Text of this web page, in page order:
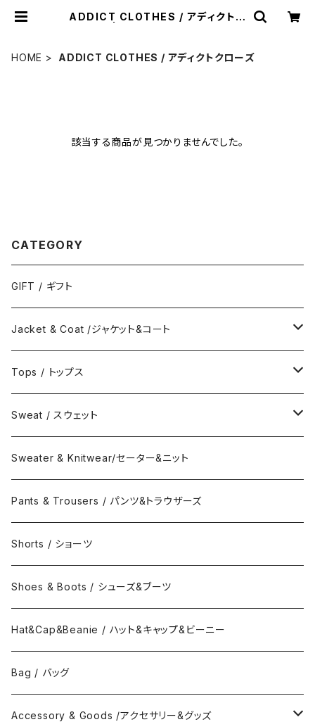
ADDICT CLOTHES / アディクトク
HOME ADDICT CLOTHES / アディクトクローズ
該当する商品が見つかりませんでした。
CATEGORY
GIFT / ギフト
Jacket & Coat /ジャケット&コート
Jacket / ジャケット
Coat / コート
Tops / トップス
Shirts / シャツ
Collar Long Shirt / 襟付き長袖シャツ
Collar Short Shirt / 襟付き半袖シャツ
Polo Long Shirt / 長袖ポロシャツ
T-Shirts / Tシャツ
Long Sleeve Tee / 長袖Tシャツ
Short Sleeve Tee / 半袖Tシャツ
Sweat / スウェット
Crew Neck Sweat /クルーネックスウェット
Turtle Neck Sweat/タートルネックスウェット
Hood Sweat / フードスウェット
Sweater & Knitwear/セーター&ニット
Pants & Trousers / パンツ&トラウザーズ
Shorts / ショーツ
Shoes & Boots / シューズ&ブーツ
Hat&Cap&Beanie / ハット&キャップ&ビーニー
Bag / バッグ
Accessory & Goods /アクセサリー&グッズ